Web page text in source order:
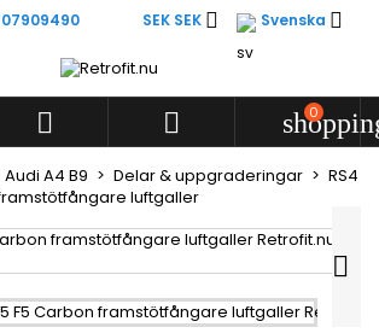
Svenska 
SEK SEK 
  0
Audi A4 B9 Delar & uppgraderingar
RS4
framstötfångare luftgaller

Create new
((cancelText)) ((createText))
inloggad för att kunna lägga till produkter i
((cancelText))